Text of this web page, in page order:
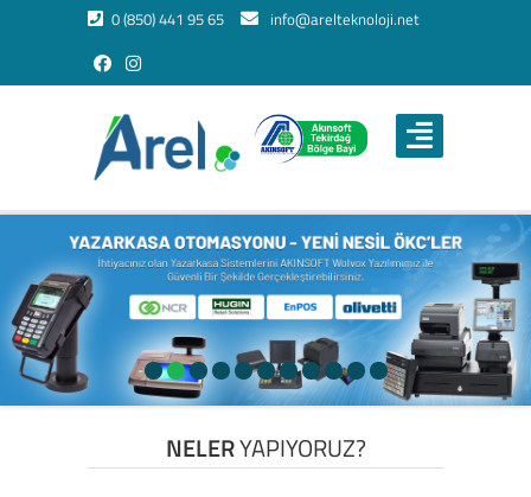
0 (850) 441 95 65 info@arelteknoloji.net
NELERYAPIYORUZ?